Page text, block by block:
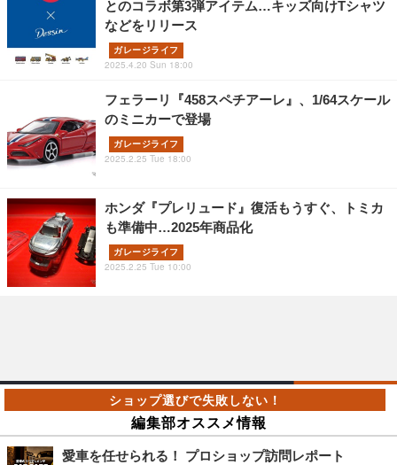
とのコラボ第3弾アイテム…キッズ向けTシャツ
などをリリース
ガレージライフ
2025.4.20 Sun 18:00
フェラーリ『458スペチアーレ』、1/64スケール
のミニカーで登場
ガレージライフ
2025.2.25 Tue 18:00
ホンダ『プレリュード』復活もうすぐ、トミカ
も準備中…2025年商品化
ガレージライフ
2025.2.25 Tue 10:00
編集部オススメ情報
愛車を任せられる！ プロショップ訪問レポート